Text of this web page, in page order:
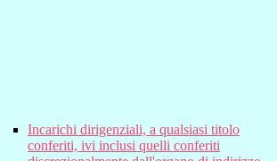
Incarichi dirigenziali, a qualsiasi titolo
conferiti, ivi inclusi quelli conferiti